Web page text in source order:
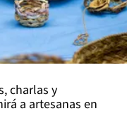
charlas y
a artesanas en